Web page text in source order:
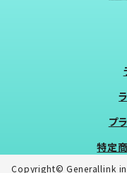
プ
特定
Copyright© Generallink